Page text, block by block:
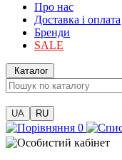
Про нас
Доставка і оплата
Бренди
SALE
Каталог
UA RU
0